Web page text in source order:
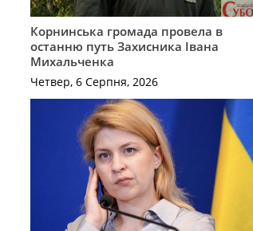
Корнинська громада провела в
останню путь Захисника Івана
Михальченка
Четвер, 6 Серпня, 2026